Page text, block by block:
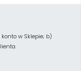
w Sklepie; b)